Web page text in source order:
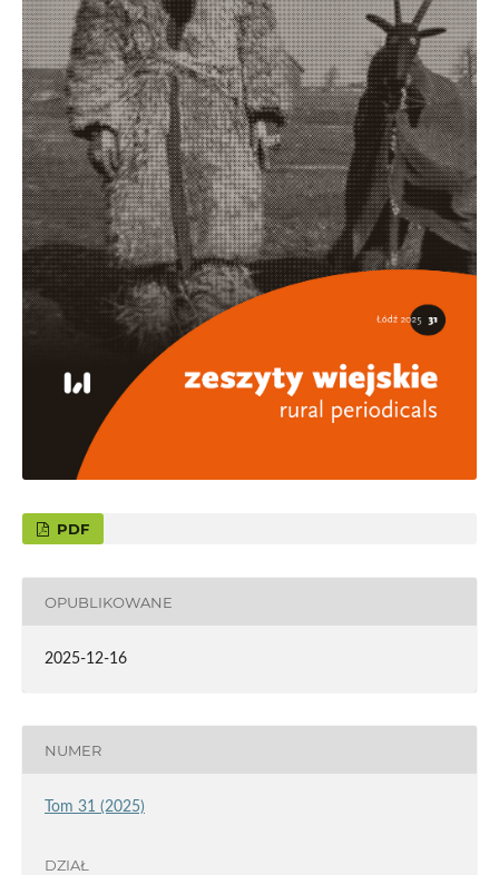
PDF
OPUBLIKOWANE
2025-12-16
NUMER
Tom 31 (2025)
DZIAŁ